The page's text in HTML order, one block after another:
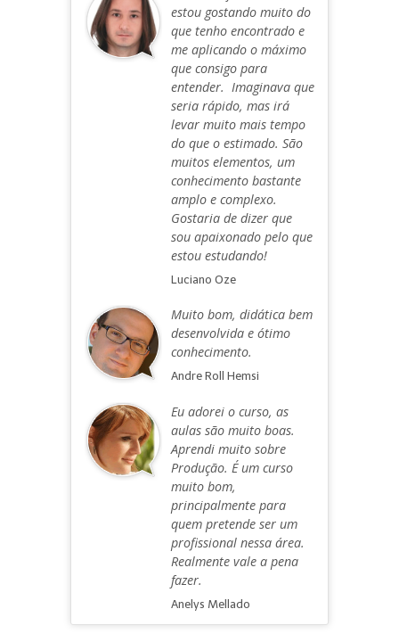
estou gostando muito do
que tenho encontrado e
me aplicando o máximo
que consigo para
entender. Imaginava que
seria rápido, mas irá
levar muito mais tempo
do que o estimado. São
muitos elementos, um
conhecimento bastante
amplo e complexo.
Gostaria de dizer que
sou apaixonado pelo que
estou estudando!
Luciano Oze
Muito bom, didática bem
desenvolvida e ótimo
conhecimento.
Andre Roll Hemsi
Eu adorei o curso, as
aulas são muito boas.
Aprendi muito sobre
Produção. É um curso
muito bom,
principalmente para
quem pretende ser um
profissional nessa área.
Realmente vale a pena
fazer.
Anelys Mellado